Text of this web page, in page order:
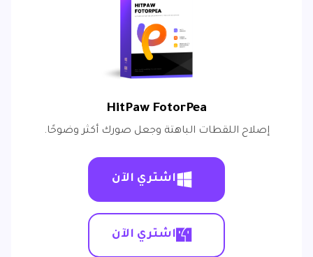
HitPaw FotorPea
إصلاح اللقطات الباهتة وجعل صورك أكثر وضوحًا.
اشتري الآن
اشتري الآن